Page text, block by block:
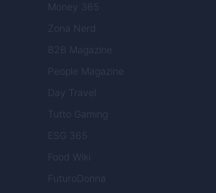
Money 365
Zona Nerd
B2B Magazine
People Magazine
Day Travel
Tutto Gaming
ESG 365
Food Wiki
FuturoDonna